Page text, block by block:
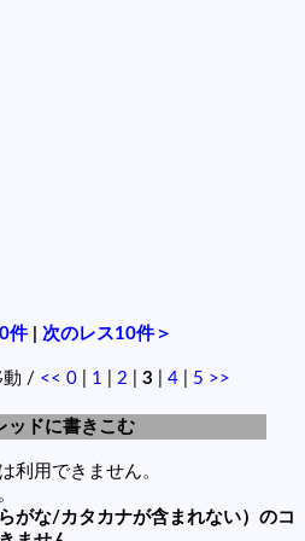
件 次のレス10件＞
動 / << 0| 1 2 3 4| 5 >>
ッドに書きこむ
利用できません。
がな/カタカナが含まれない）のコ